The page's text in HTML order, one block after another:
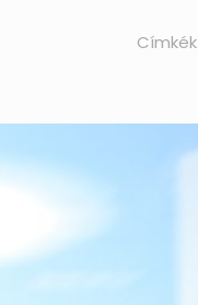
Címkék